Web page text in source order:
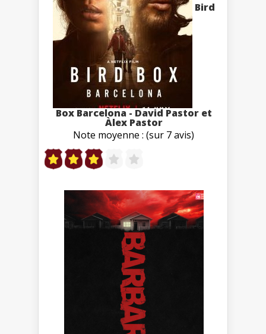
Bird
Box Barcelona - David Pastor et
Àlex Pastor
Note moyenne : (sur 7 avis)